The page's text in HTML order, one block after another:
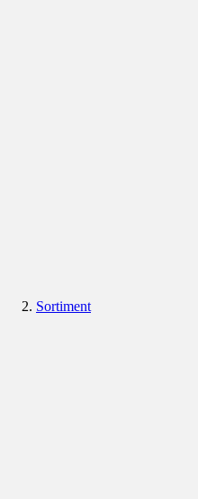
Sortiment